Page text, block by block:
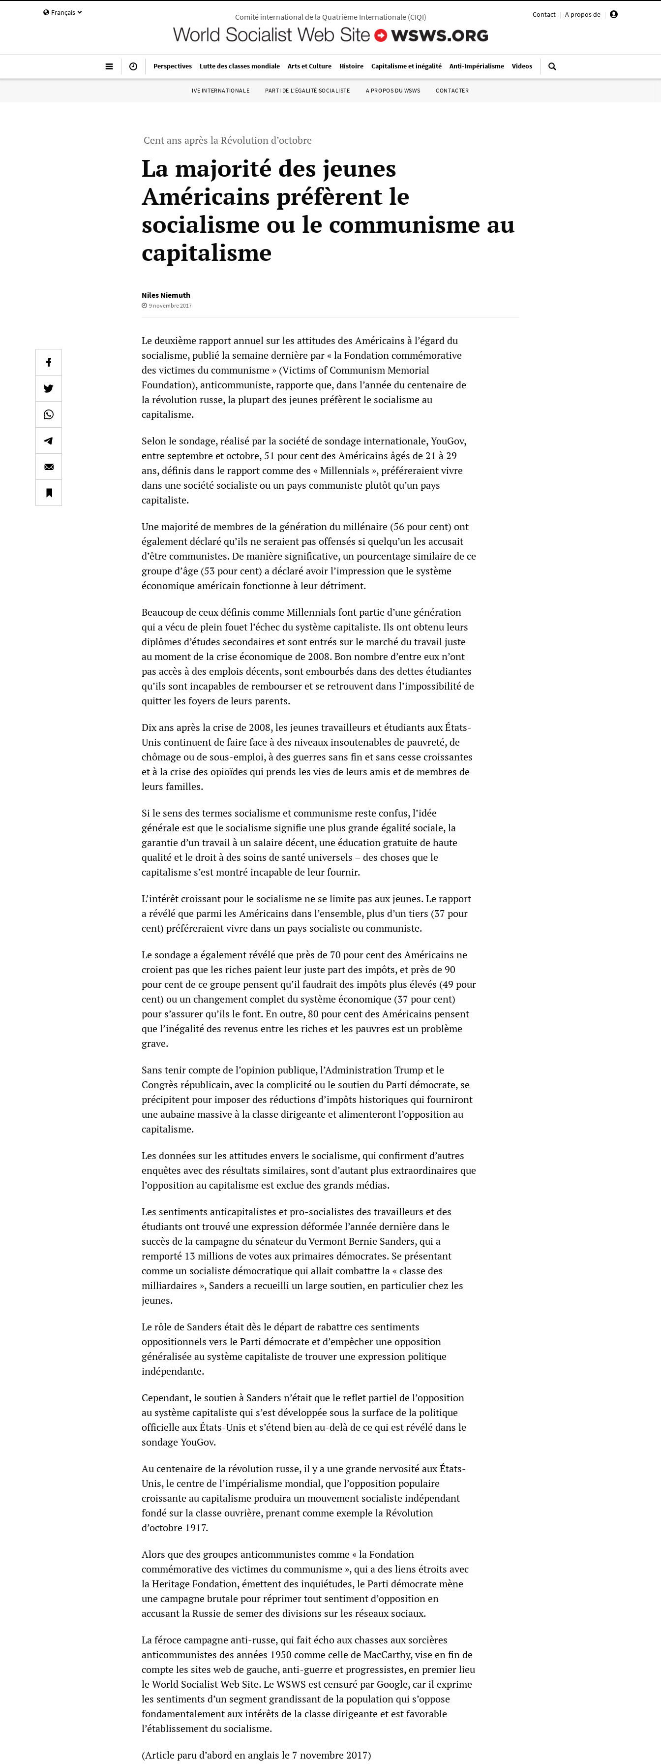
Français Contact | A propos de |
Comité international de la Quatrième Internationale(CIQI)
Perspectives Lutte des classes mondiale Arts et Culture Histoire Capitalisme et inégalité Anti-Impérialisme Videos
IVE INTERNATIONALE PARTI DE L’ÉGALITÉ SOCIALISTE A PROPOS DU WSWS CONTACTER
Cent ans après la Révolution d’octobre
La majorité des jeunes
Américains préfèrent le
socialisme ou le communisme au
capitalisme
Niles Niemuth
9 novembre 2017
Le deuxième rapport annuel sur les attitudes des Américains à l’égard du
socialisme, publié la semaine dernière par « la Fondation commémorative
des victimes du communisme » (Victims of Communism Memorial
Foundation), anticommuniste, rapporte que, dans l’année du centenaire de
la révolution russe, la plupart des jeunes préfèrent le socialisme au
capitalisme.
Selon le sondage, réalisé par la société de sondage internationale, YouGov,
entre septembre et octobre, 51 pour cent des Américains âgés de 21 à 29
ans, définis dans le rapport comme des « Millennials », préféreraient vivre
dans une société socialiste ou un pays communiste plutôt qu’un pays
capitaliste.
Une majorité de membres de la génération du millénaire (56 pour cent) ont
également déclaré qu’ils ne seraient pas offensés si quelqu’un les accusait
d’être communistes. De manière significative, un pourcentage similaire de ce
groupe d’âge (53 pour cent) a déclaré avoir l’impression que le système
économique américain fonctionne à leur détriment.
Beaucoup de ceux définis comme Millennials font partie d’une génération
qui a vécu de plein fouet l’échec du système capitaliste. Ils ont obtenu leurs
diplômes d’études secondaires et sont entrés sur le marché du travail juste
au moment de la crise économique de 2008. Bon nombre d’entre eux n’ont
pas accès à des emplois décents, sont embourbés dans des dettes étudiantes
qu’ils sont incapables de rembourser et se retrouvent dans l’impossibilité de
quitter les foyers de leurs parents.
Dix ans après la crise de 2008, les jeunes travailleurs et étudiants aux États-
Unis continuent de faire face à des niveaux insoutenables de pauvreté, de
chômage ou de sous-emploi, à des guerres sans fin et sans cesse croissantes
et à la crise des opioïdes qui prends les vies de leurs amis et de membres de
leurs familles.
Si le sens des termes socialisme et communisme reste confus, l’idée
générale est que le socialisme signifie une plus grande égalité sociale, la
garantie d’un travail à un salaire décent, une éducation gratuite de haute
qualité et le droit à des soins de santé universels – des choses que le
capitalisme s’est montré incapable de leur fournir.
L’intérêt croissant pour le socialisme ne se limite pas aux jeunes. Le rapport
a révélé que parmi les Américains dans l’ensemble, plus d’un tiers (37 pour
cent) préféreraient vivre dans un pays socialiste ou communiste.
Le sondage a également révélé que près de 70 pour cent des Américains ne
croient pas que les riches paient leur juste part des impôts, et près de 90
pour cent de ce groupe pensent qu’il faudrait des impôts plus élevés (49 pour
cent) ou un changement complet du système économique (37 pour cent)
pour s’assurer qu’ils le font. En outre, 80 pour cent des Américains pensent
que l’inégalité des revenus entre les riches et les pauvres est un problème
grave.
Sans tenir compte de l’opinion publique, l’Administration Trump et le
Congrès républicain, avec la complicité ou le soutien du Parti démocrate, se
précipitent pour imposer des réductions d’impôts historiques qui fourniront
une aubaine massive à la classe dirigeante et alimenteront l’opposition au
capitalisme.
Les données sur les attitudes envers le socialisme, qui confirment d’autres
enquêtes avec des résultats similaires, sont d’autant plus extraordinaires que
l’opposition au capitalisme est exclue des grands médias.
Les sentiments anticapitalistes et pro-socialistes des travailleurs et des
étudiants ont trouvé une expression déformée l’année dernière dans le
succès de la campagne du sénateur du Vermont Bernie Sanders, qui a
remporté 13 millions de votes aux primaires démocrates. Se présentant
comme un socialiste démocratique qui allait combattre la « classe des
milliardaires », Sanders a recueilli un large soutien, en particulier chez les
jeunes.
Le rôle de Sanders était dès le départ de rabattre ces sentiments
oppositionnels vers le Parti démocrate et d’empêcher une opposition
généralisée au système capitaliste de trouver une expression politique
indépendante.
Cependant, le soutien à Sanders n’était que le reflet partiel de l’opposition
au système capitaliste qui s’est développée sous la surface de la politique
officielle aux États-Unis et s’étend bien au-delà de ce qui est révélé dans le
sondage YouGov.
Au centenaire de la révolution russe, il y a une grande nervosité aux États-
Unis, le centre de l’impérialisme mondial, que l’opposition populaire
croissante au capitalisme produira un mouvement socialiste indépendant
fondé sur la classe ouvrière, prenant comme exemple la Révolution
d’octobre 1917.
Alors que des groupes anticommunistes comme « la Fondation
commémorative des victimes du communisme », qui a des liens étroits avec
la Heritage Fondation, émettent des inquiétudes, le Parti démocrate mène
une campagne brutale pour réprimer tout sentiment d’opposition en
accusant la Russie de semer des divisions sur les réseaux sociaux.
La féroce campagne anti-russe, qui fait écho aux chasses aux sorcières
anticommunistes des années 1950 comme celle de MacCarthy, vise en fin de
compte les sites web de gauche, anti-guerre et progressistes, en premier lieu
le World Socialist Web Site. Le WSWS est censuré par Google, car il exprime
les sentiments d’un segment grandissant de la population qui s’oppose
fondamentalement aux intérêts de la classe dirigeante et est favorable
l’établissement du socialisme.
(Article paru d’abord en anglais le 7 novembre 2017)